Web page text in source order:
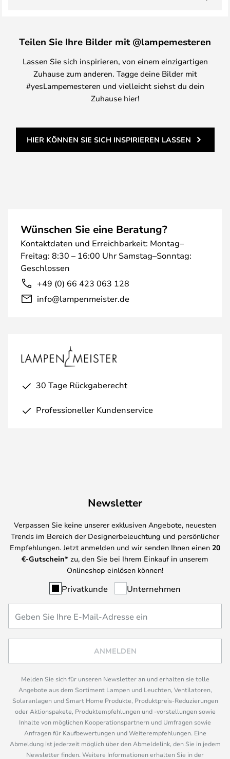
Teilen Sie Ihre Bilder mit @lampemesteren
Lassen Sie sich inspirieren, von einem einzigartigen
Zuhause zum anderen. Tagge deine Bilder mit
#yesLampemesteren und vielleicht siehst du dein
Zuhause hier!
HIER KÖNNEN SIE SICH INSPIRIEREN LASSEN
Wünschen Sie eine Beratung?
Kontaktdaten und Erreichbarkeit: Montag–
Freitag: 8:30 – 16:00 Uhr Samstag–Sonntag:
Geschlossen
+49 (0) 66 423 063 128
info@lampenmeister.de
30 Tage Rückgaberecht
Professioneller Kundenservice
Newsletter
Verpassen Sie keine unserer exklusiven Angebote, neuesten
Trends im Bereich der Designerbeleuchtung und persönlicher
Empfehlungen. Jetzt anmelden und wir senden Ihnen einen 20
€-Gutschein* zu, den Sie bei Ihrem Einkauf in unserem
Onlineshop einlösen können!
Privatkunde Unternehmen
ANMELDEN
Melden Sie sich für unseren Newsletter an und erhalten sie tolle
Angebote aus dem Sortiment Lampen und Leuchten, Ventilatoren,
Solaranlagen und Smart Home Produkte, Produktpreis-Reduzierungen
oder Aktionspakete, Produktempfehlungen und -vorstellungen sowie
Inhalte von möglichen Kooperationspartnern und Umfragen sowie
Anfragen für Kaufbewertungen und Weiterempfehlungen. Eine
Abmeldung ist jederzeit möglich über den Abmeldelink, den Sie in jedem
Newsletter finden. Weitere Informationen erhalten Sie in der